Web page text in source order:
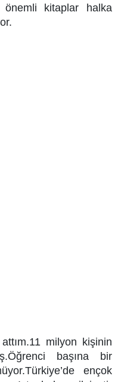
kitaplar halka
milyon kişinin
başına bir
ençok